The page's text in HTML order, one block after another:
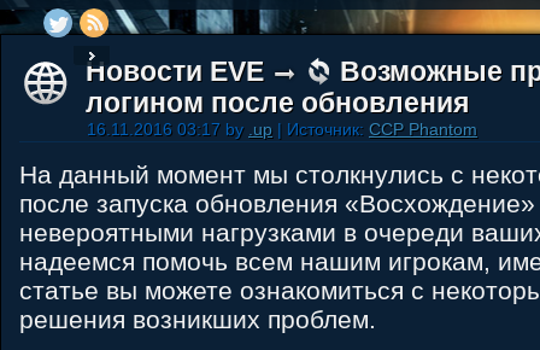
Новости EVE
Возможные
логином после обновления
16.11.2016 03:17 by .up | Источник: CCP Phantom
На данный момент мы столкнулись с
после запуска обновления
невероятными нагрузками в очереди
надеемся помочь всем нашим игрокам,
статье вы можете ознакомиться с
решения возникших проблем.